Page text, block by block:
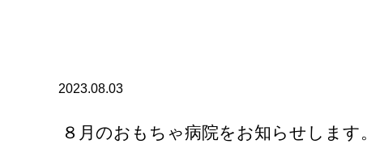
2023.08.03
８月のおもちゃ病院をお知らせします。